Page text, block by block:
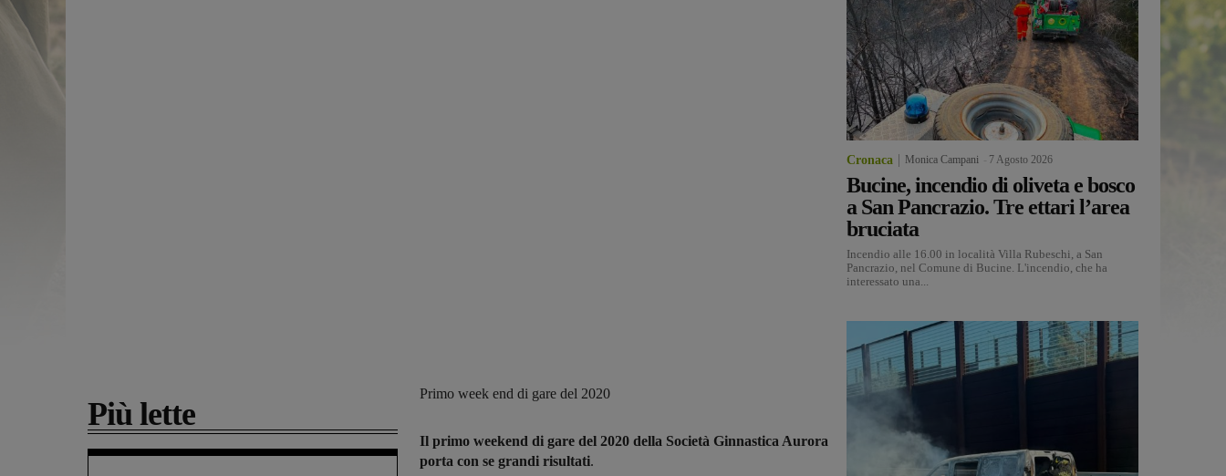
Più lette
Primo week end di gare del 2020
Il primo weekend di gare del 2020 della Società Ginnastica Aurora
porta con se grandi risultati.
Cronaca Monica Campani 7 Agosto 2026
Bucine, incendio di oliveta e bosco
a San Pancrazio. Tre ettari l’area
bruciata
Incendio alle 16.00 in località Villa Rubeschi, a San
Pancrazio, nel Comune di Bucine. L'incendio, che ha
interessato una...